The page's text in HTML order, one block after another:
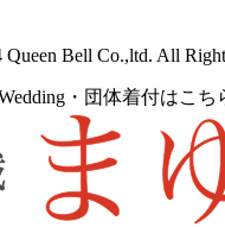
Bell Co.,ltd. All
・団体着付はこち